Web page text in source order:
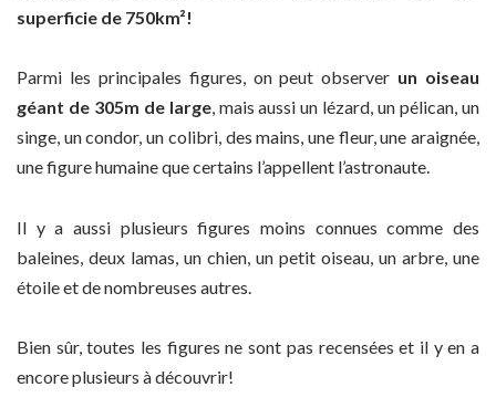
superficie de 750km²!
Parmi les principales figures, on peut observer un oiseau
géant de 305m de large, mais aussi un lézard, un pélican, un
singe, un condor, un colibri, des mains, une fleur, une araignée,
une figure humaine que certains l’appellent l’astronaute.
Il y a aussi plusieurs figures moins connues comme des
baleines, deux lamas, un chien, un petit oiseau, un arbre, une
étoile et de nombreuses autres.
Bien sûr, toutes les figures ne sont pas recensées et il y en a
encore plusieurs à découvrir!